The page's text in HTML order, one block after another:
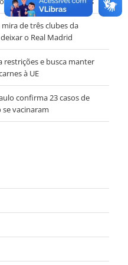
de três clubes da
o Real Madrid
restrições e busca manter
à UE
confirma 23 casos de
vacinaram